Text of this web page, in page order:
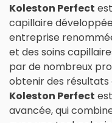
Koleston Perfect
capillaire
entreprise
et des soins
par de nombreux
obtenir des résultats
Koleston Perfect
avancée, qui